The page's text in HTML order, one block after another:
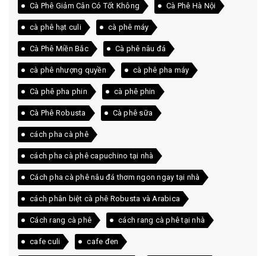
Cà Phê Giảm Cân Có Tốt Không Cà Phê Hà Nội
cà phê hạt culi cà phê máy
Cà Phê Miền Bắc Cà phê nâu đá
cà phê nhượng quyền cà phê pha máy
Cà phê pha phin cà phê phin
Cà Phê Robusta Cà phê sữa
cách pha cà phê
cách pha cà phê capuchino tại nhà
Cách pha cà phê nâu đá thơm ngon ngay tại nhà
cách phân biệt cà phê Robusta và Arabica
Cách rang cà phê cách rang cà phê tại nhà
cafe culi cafe đen